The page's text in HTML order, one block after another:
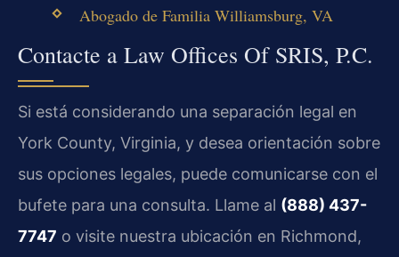
Abogado de Familia Williamsburg, VA
Contacte a Law Offices Of SRIS, P.C.
Si está considerando una separación legal en
York County, Virginia, y desea orientación sobre
sus opciones legales, puede comunicarse con el
bufete para una consulta. Llame al (888) 437-
7747 o visite nuestra ubicación en Richmond,